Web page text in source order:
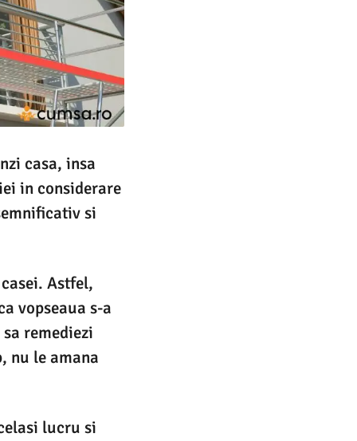
casa, insa
in considerare
si
Astfel,
vopseaua s-a
remediezi
nu le amana
lucru si